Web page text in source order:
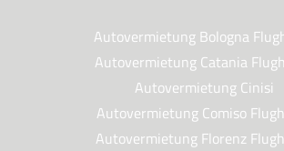
Autovermietung Bologna
Autovermietung Catania
Autovermietung Cinisi
Autovermietung Comiso
Autovermietung Florenz